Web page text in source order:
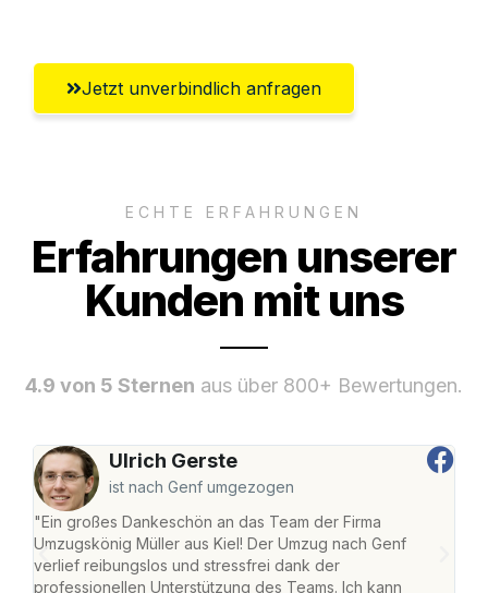
Jetzt unverbindlich anfragen
ECHTE ERFAHRUNGEN
Erfahrungen unserer
Kunden mit uns
4.9 von 5 Sternen aus über 800+ Bewertungen.
Ulrich Gerste
ist nach Genf umgezogen
"Ein großes Dankeschön an das Team der Firma
Umzugskönig Müller aus Kiel! Der Umzug nach Genf
verlief reibungslos und stressfrei dank der
professionellen Unterstützung des Teams. Ich kann